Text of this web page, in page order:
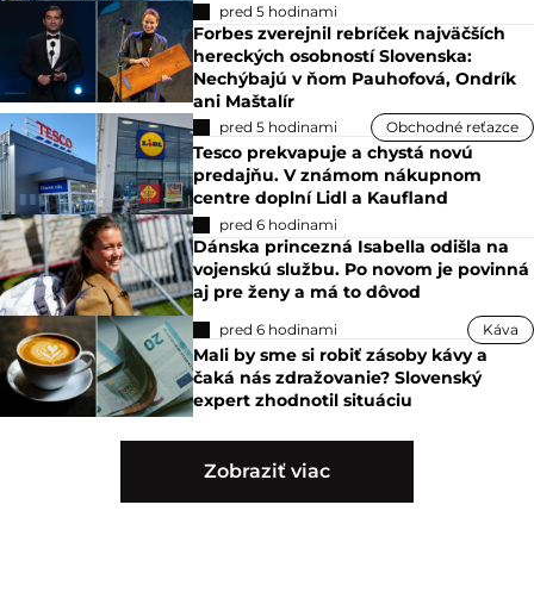
pred 5 hodinami
Forbes zverejnil rebríček najväčších
hereckých osobností Slovenska:
Nechýbajú v ňom Pauhofová, Ondrík
ani Maštalír
pred 5 hodinami Obchodné reťazce
Tesco prekvapuje a chystá novú
predajňu. V známom nákupnom
centre doplní Lidl a Kaufland
pred 6 hodinami
Dánska princezná Isabella odišla na
vojenskú službu. Po novom je povinná
aj pre ženy a má to dôvod
pred 6 hodinami Káva
Mali by sme si robiť zásoby kávy a
čaká nás zdražovanie? Slovenský
expert zhodnotil situáciu
Zobraziť viac